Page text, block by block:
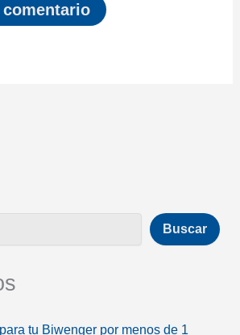
Buscar
tu Biwenger por menos de 1